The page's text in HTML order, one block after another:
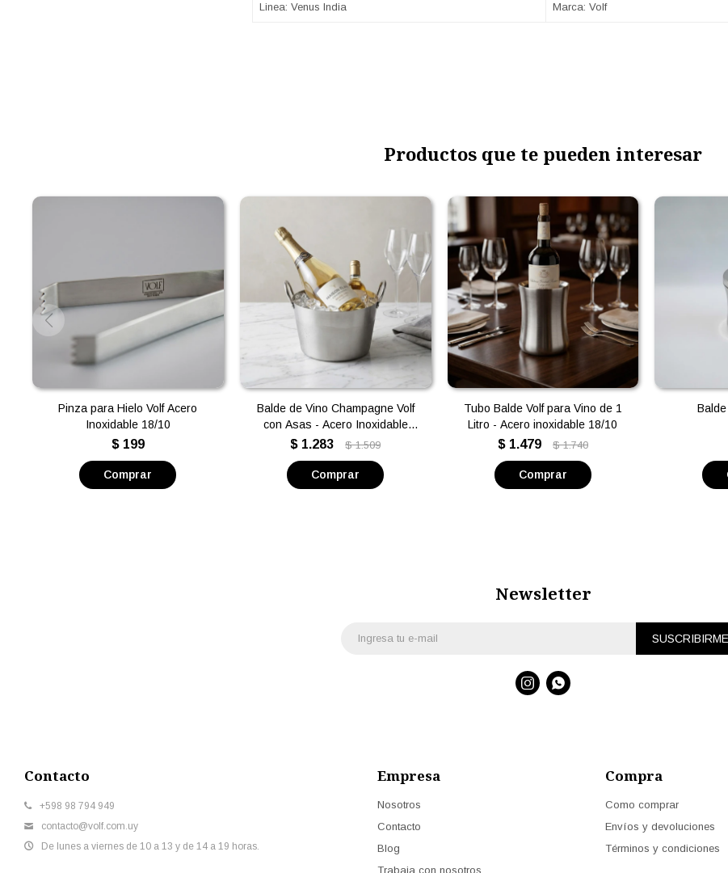
Linea: Venus India Marca: Volf
Productos que te pueden interesar
Pinza para Hielo Volf Acero
Inoxidable 18/10
$ 199
Balde de Vino Champagne Volf
con Asas - Acero Inoxidable
18/10
$ 1.283 $ 1.509
Tubo Balde Volf para Vino de 1
Litro - Acero inoxidable 18/10
$ 1.479 $ 1.740
Contacto
+598 98 794 949
contacto@volf.com.uy
De lunes a viernes de 10 a 13 y de 14 a 19 horas.
Empresa
Nosotros
Contacto
Blog
Trabaja con nosotros
Compra
Como comprar
Envíos y devoluciones
Términos y condiciones
Newsletter
SUSCRIBIRME
 